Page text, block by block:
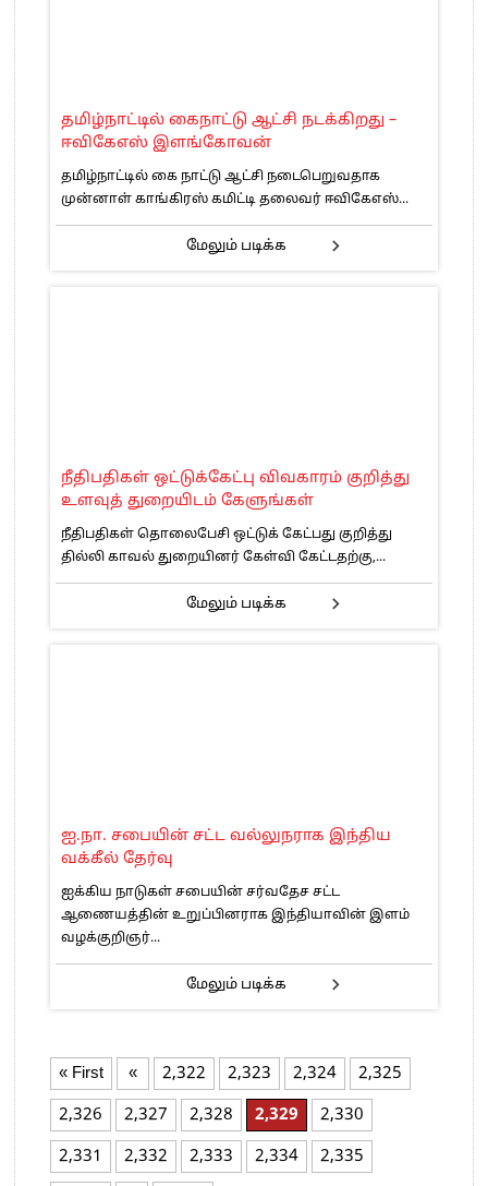
தமிழ்நாட்டில் கைநாட்டு ஆட்சி நடக்கிறது –
ஈவிகேஎஸ் இளங்கோவன்
தமிழ்நாட்டில் கை நாட்டு ஆட்சி நடைபெறுவதாக
முன்னாள் காங்கிரஸ் கமிட்டி தலைவர் ஈவிகேஎஸ்...
மேலும் படிக்க
நீதிபதிகள் ஒட்டுக்கேட்பு விவகாரம் குறித்து
உளவுத் துறையிடம் கேளுங்கள்
நீதிபதிகள் தொலைபேசி ஒட்டுக் கேட்பது குறித்து
தில்லி காவல் துறையினர் கேள்வி கேட்டதற்கு,...
மேலும் படிக்க
ஐ.நா. சபையின் சட்ட வல்லுநராக இந்திய
வக்கீல் தேர்வு
ஐக்கிய நாடுகள் சபையின் சர்வதேச சட்ட
ஆணையத்தின் உறுப்பினராக இந்தியாவின் இளம்
வழக்குறிஞர்...
மேலும் படிக்க
« First « 2,322 2,323 2,324
2,325
2,326
2,327 2,328 2,329
2,330
2,331
2,332 2,333 2,334
2,335